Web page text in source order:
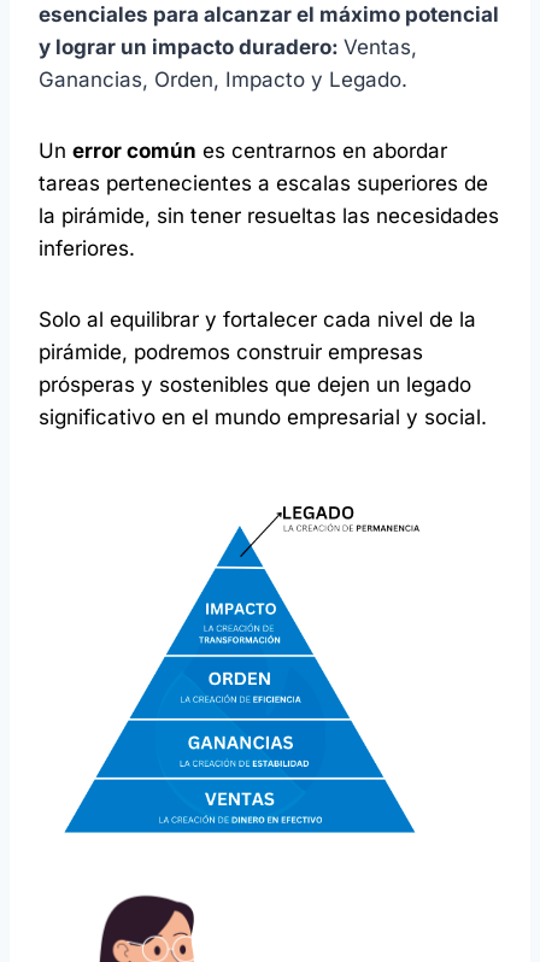
esenciales para alcanzar el máximo potencial
y lograr un impacto duradero: Ventas,
Ganancias, Orden, Impacto y Legado.
Un error común es centrarnos en abordar
tareas pertenecientes a escalas superiores de
la pirámide, sin tener resueltas las necesidades
inferiores.
Solo al equilibrar y fortalecer cada nivel de la
pirámide, podremos construir empresas
prósperas y sostenibles que dejen un legado
significativo en el mundo empresarial y social.